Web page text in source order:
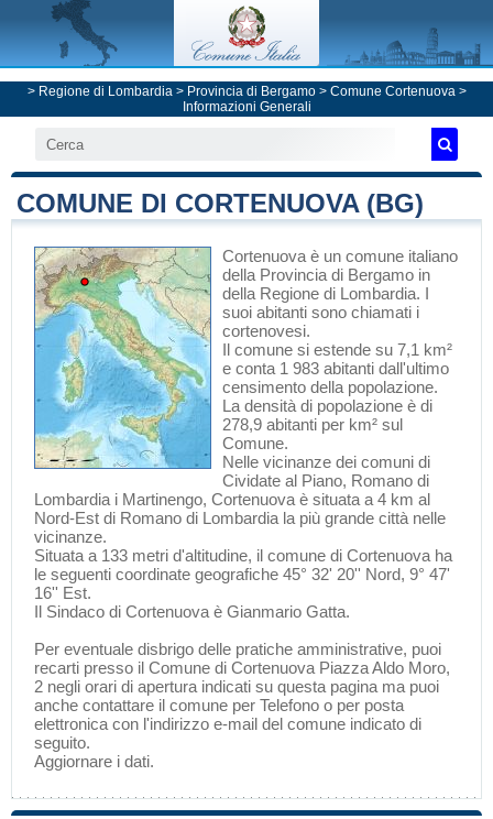
> Regione di Lombardia> Provincia di Bergamo> Comune Cortenuova>
Informazioni Generali
COMUNE DI CORTENUOVA (BG)
Cortenuova è un comune italiano
della Provincia di Bergamo in
della Regione di Lombardia. I
suoi abitanti sono chiamati i
cortenovesi.
Il comune si estende su 7,1 km²
e conta 1 983 abitanti dall'ultimo
censimento della popolazione.
La densità di popolazione è di
278,9 abitanti per km² sul
Comune.
Nelle vicinanze dei comuni di
Cividate al Piano, Romano di
Lombardia i Martinengo, Cortenuova è situata a 4 km al
Nord-Est di Romano di Lombardia la più grande città nelle
vicinanze.
Situata a 133 metri d'altitudine, il comune di Cortenuova ha
le seguenti coordinate geografiche 45° 32' 20'' Nord, 9° 47'
16'' Est.
Il Sindaco di Cortenuova è Gianmario Gatta.
Per eventuale disbrigo delle pratiche amministrative, puoi
recarti presso il Comune di Cortenuova Piazza Aldo Moro,
2 negli orari di apertura indicati su questa pagina ma puoi
anche contattare il comune per Telefono o per posta
elettronica con l'indirizzo e-mail del comune indicato di
seguito.
Aggiornare i dati.